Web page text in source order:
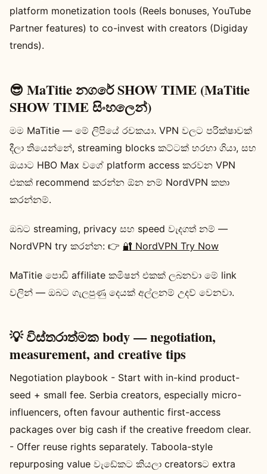
platform monetization tools (Reels bonuses, YouTube
Partner features) to co-invest with creators (Digiday
trends).
😎 MaTitie නගරේ SHOW TIME (MaTitie
SHOW TIME සිංහලෙන්)
මම MaTitie — මේ ලිපියේ රචකයා. VPN වලට පරික්ෂාවක්
දීලා තියෙන්නේ, streaming blocks කට්ටක් හරහා ගියා, සහ
ඔයාට HBO Max වගේ platform access කරවන VPN
එකක් recommend කරන්න ඕන නම් NordVPN කතා
කරන්නම්.
ඔබට streaming, privacy සහ speed වැදගත් නම් —
NordVPN try කරන්න: 👉 🔐 NordVPN Try Now
MaTitie පොඩි affiliate කමිෂන් එකක් ලබනවා මේ link
වලින් — ඔබට ගැලපුණු දෙයක් අල්ලනම් උදව් වෙනවා.
💡 විස්තරාත්මක body — negotiation,
measurement, and creative tips
Negotiation playbook - Start with in-kind product-
seed + small fee. Serbia creators, especially micro-
influencers, often favour authentic first-access
packages over big cash if the creative freedom clear.
- Offer reuse rights separately. Taboola-style
repurposing value වැඩේකට කියලා creatorsට extra